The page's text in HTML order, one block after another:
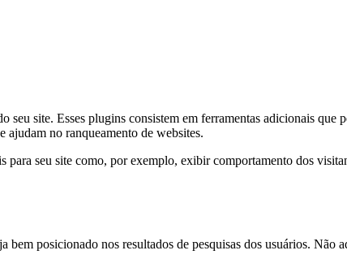
site. Esses plugins consistem em ferramentas adicionais que
ajudam no ranqueamento de websites.
seu site como, por exemplo, exibir comportamento dos
posicionado nos resultados de pesquisas dos usuários. Não